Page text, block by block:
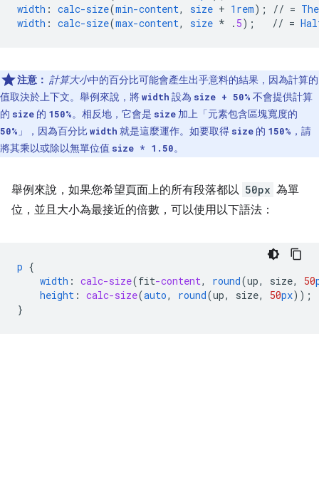
width : calc-size(min-content, size + 1rem); // = The
width : calc-size(max-content, size * . 5); // =
注意： 計算大小中的百分比可能會產生出乎意料的結果，因為計算的
值取決於上下文。舉例來說，將width 設為 size + 50% 不會提供計算
的 size 的 150%。相反地，它會是 size 加上「元素包含區塊寬度的
50% 」，因為百分比 width 就是這麼運作。如要取得 size 的 150% ，請
將其乘以或除以無單位值 size * 1.50。
舉例來說，如果您希望頁面上的所有段落都以 50px 為單
位，並且大小為最接近的倍數，可以使用以下語法：
p {
width : calc-size(fit-content, round(up, size, 50
height : calc-size(auto, round(up, size, 50px));
}